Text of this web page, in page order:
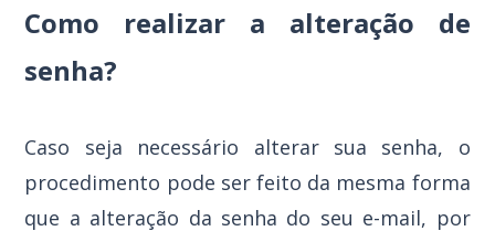
Como realizar a alteração de
senha?
Caso seja necessário alterar sua senha, o
procedimento pode ser feito da mesma forma
que a alteração da senha do seu e-mail, por